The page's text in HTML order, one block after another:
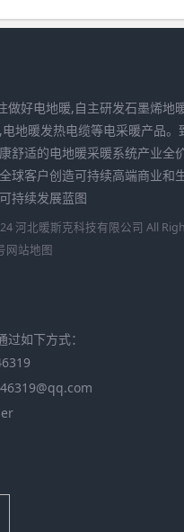
做好电地暖,自主研发石墨烯地
地暖发热电缆等电采暖产品。
舒适的电地暖采暖系统产业全
球客户创造可持续高端商业和
持续发展蓝图
河北暖斯克科技有限公司 All
网站地图
如下方式：